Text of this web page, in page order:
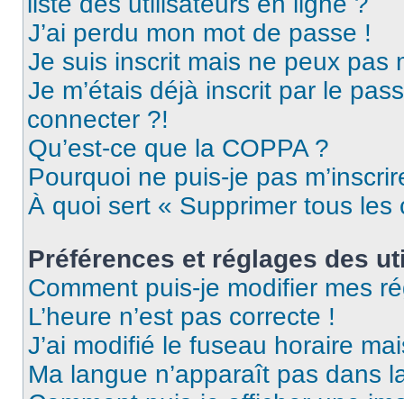
J’ai perdu mon mot de passe !
Je suis inscrit mais ne peux pas
Je m’étais déjà inscrit par le
connecter ?!
Qu’est-ce que la COPPA ?
Pourquoi ne puis-je pas
À quoi sert « Supprimer tous les
Préférences et réglages des
Comment puis-je modifier mes
L’heure n’est pas correcte !
J’ai modifié le fuseau horaire
Ma langue n’apparaît pas dans